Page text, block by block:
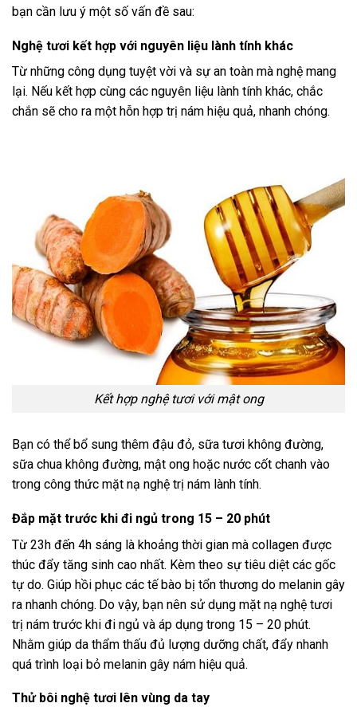
bạn cần lưu ý một số vấn đề sau:
Nghệ tươi kết hợp với nguyên liệu lành tính khác
Từ những công dụng tuyệt vời và sự an toàn mà nghệ mang
lại. Nếu kết hợp cùng các nguyên liệu lành tính khác, chắc
chắn sẽ cho ra một hỗn hợp trị nám hiệu quả, nhanh chóng.
Kết hợp nghệ tươi với mật ong
Bạn có thể bổ sung thêm đậu đỏ, sữa tươi không đường,
sữa chua không đường, mật ong hoặc nước cốt chanh vào
trong công thức mặt nạ nghệ trị nám lành tính.
Đắp mặt trước khi đi ngủ trong 15 – 20 phút
Từ 23h đến 4h sáng là khoảng thời gian mà collagen được
thúc đẩy tăng sinh cao nhất. Kèm theo sự tiêu diệt các gốc
tự do. Giúp hồi phục các tế bào bị tổn thương do melanin gây
ra nhanh chóng. Do vậy, bạn nên sử dụng mặt nạ nghệ tươi
trị nám trước khi đi ngủ và áp dụng trong 15 – 20 phút.
Nhằm giúp da thẩm thấu đủ lượng dưỡng chất, đẩy nhanh
quá trình loại bỏ melanin gây nám hiệu quả.
Thử bôi nghệ tươi lên vùng da tay